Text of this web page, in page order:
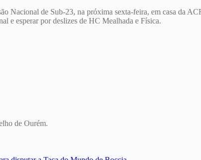
Nacional de Sub-23, na próxima sexta-feira, em casa da
e esperar por deslizes de HC Mealhada e Física.
de Ourém.